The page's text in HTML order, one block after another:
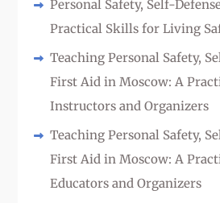
Personal Safety, Self-
Practical Skills for Living
Teaching Personal Safety,
First Aid in Moscow: A
Instructors and Organizers
Teaching Personal Safety,
First Aid in Moscow: A
Educators and Organizers